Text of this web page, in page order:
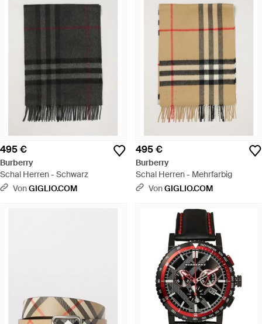
495 €
Burberry
Schal Herren - Schwarz
VonGIGLIO.COM
495 €
Burberry
Schal Herren - Mehrfarbig
VonGIGLIO.COM